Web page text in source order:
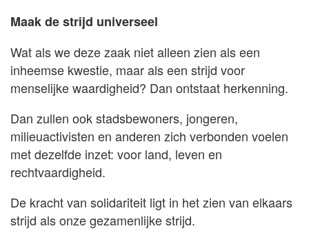
Maak de strijd universeel
Wat als we deze zaak niet alleen zien als een
inheemse kwestie, maar als een strijd voor
menselijke waardigheid? Dan ontstaat herkenning.
Dan zullen ook stadsbewoners, jongeren,
milieuactivisten en anderen zich verbonden voelen
met dezelfde inzet: voor land, leven en
rechtvaardigheid.
De kracht van solidariteit ligt in het zien van elkaars
strijd als onze gezamenlijke strijd.